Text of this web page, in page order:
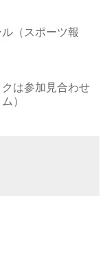
（スポーツ報
は参加見合わせ
）